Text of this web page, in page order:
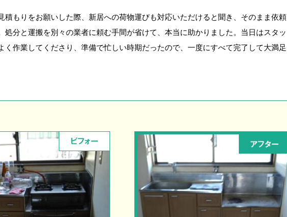
積もりをお願いした際、新居への荷物運びも対応いただけると聞き、そのまま依頼
処分と運搬を別々の業者に頼む手間が省けて、本当に助かりました。当日はスタッ
く作業してくださり、準備で忙しい時期だったので、一度にすべて完了して大満足
ビフォー アフター